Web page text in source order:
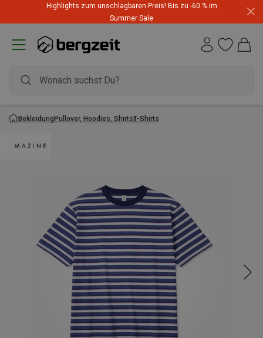
Highlights zum unschlagbaren Preis! Bis zu -60 % im
Summer Sale
BekleidungPullover, Hoodies, ShirtsT-Shirts